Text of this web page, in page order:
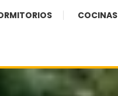
COCINAS